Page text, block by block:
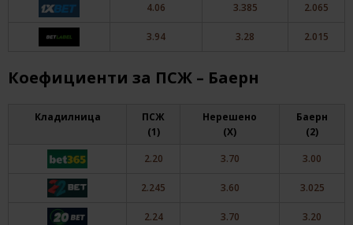
4.06 3.385 2.065
3.94 3.28 2.015
Коефициенти за ПСЖ – Баерн
Кладилница
ПСЖ
(1)
Нерешено
(X)
Баерн
(2)
2.20
3.70 3.00
2.245 3.60 3.025
2.24 3.70 3.20